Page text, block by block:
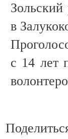
в
с 14 лет